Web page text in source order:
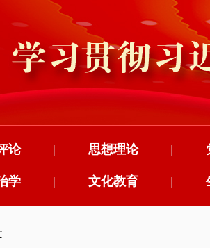
论 思想理论
| |
学 文化教育
| |